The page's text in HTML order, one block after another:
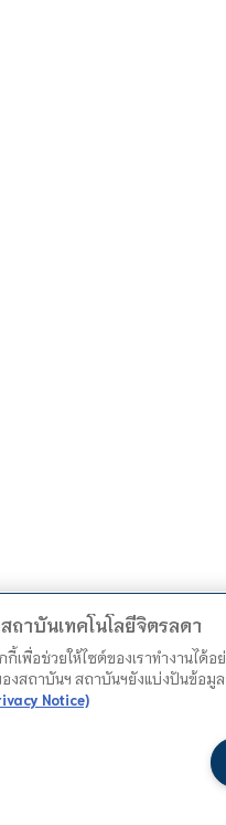
ถาบันเทคโนโลยีจิตรลดา
กี้เพื่อช่วยให้ไซต์ของเราทำงานไ
องสถาบันฯ สถาบันฯยังแบ่งปันข้อ
Notice)